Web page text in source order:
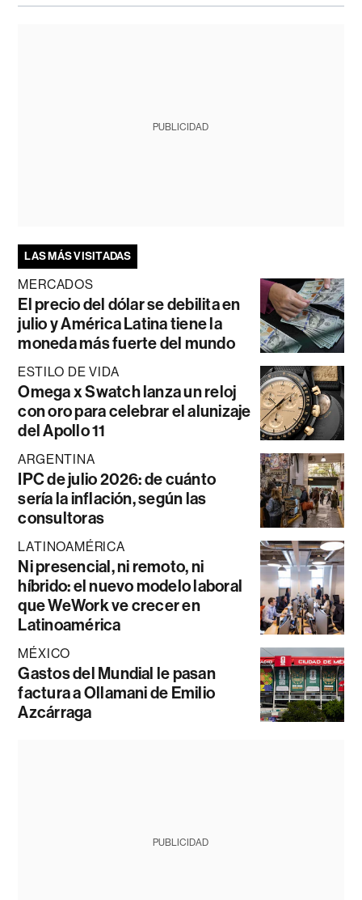
PUBLICIDAD
LAS MÁS VISITADAS
MERCADOS
El precio del dólar se debilita en
julio y América Latina tiene la
moneda más fuerte del mundo
ESTILO DE VIDA
Omega x Swatch lanza un reloj
con oro para celebrar el alunizaje
del Apollo 11
ARGENTINA
IPC de julio 2026: de cuánto
sería la inflación, según las
consultoras
LATINOAMÉRICA
Ni presencial, ni remoto, ni
híbrido: el nuevo modelo laboral
que WeWork ve crecer en
Latinoamérica
MÉXICO
Gastos del Mundial le pasan
factura a Ollamani de Emilio
Azcárraga
PUBLICIDAD